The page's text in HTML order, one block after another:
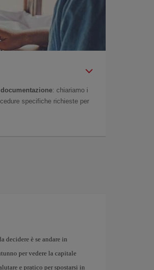
: chiariamo i
specifiche richieste per
decidere è se andare in
per vedere la capitale
e pratico per spostarsi in